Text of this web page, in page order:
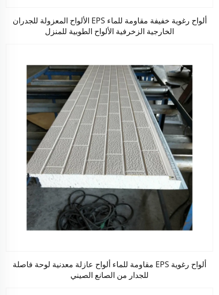
ألواح رغوية خفيفة مقاومة للماء EPS الألواح المعزولة للجدران
الخارجية الزخرفية الألواح الطوبية للمنزل
ألواح رغوية EPS مقاومة للماء ألواح عازلة معدنية لوحة فاصلة
للجدار من الصانع الصيني